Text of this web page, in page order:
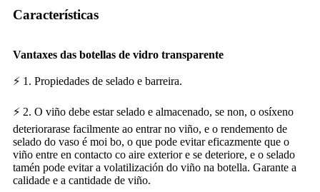
Características
Vantaxes das botellas de vidro transparente
⚡ 1. Propiedades de selado e barreira.
⚡ 2. O viño debe estar selado e almacenado, se non, o osíxeno
deteriorarase facilmente ao entrar no viño, e o rendemento de
selado do vaso é moi bo, o que pode evitar eficazmente que o
viño entre en contacto co aire exterior e se deteriore, e o selado
tamén pode evitar a volatilización do viño na botella. Garante a
calidade e a cantidade de viño.